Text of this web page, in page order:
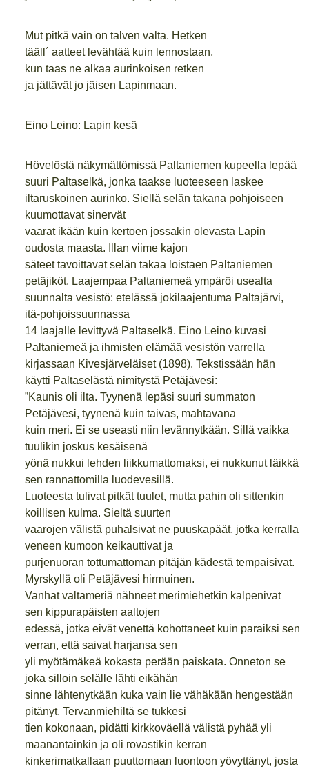
Mut pitkä vain on talven valta. Hetken
tääll´ aatteet levähtää kuin lennostaan,
kun taas ne alkaa aurinkoisen retken
ja jättävät jo jäisen Lapinmaan.
Eino Leino: Lapin kesä
Hövelöstä näkymättömissä Paltaniemen kupeella lepää
suuri Paltaselkä, jonka taakse luoteeseen laskee
iltaruskoinen aurinko. Siellä selän takana pohjoiseen
kuumottavat sinervät
vaarat ikään kuin kertoen jossakin olevasta Lapin
oudosta maasta. Illan viime kajon
säteet tavoittavat selän takaa loistaen Paltaniemen
petäjiköt. Laajempaa Paltaniemeä ympäröi usealta
suunnalta vesistö: etelässä jokilaajentuma Paltajärvi,
itä-pohjoissuunnassa
14 laajalle levittyvä Paltaselkä. Eino Leino kuvasi
Paltaniemeä ja ihmisten elämää vesistön varrella
kirjassaan Kivesjärveläiset (1898). Tekstissään hän
käytti Paltaselästä nimitystä Petäjävesi:
”Kaunis oli ilta. Tyynenä lepäsi suuri summaton
Petäjävesi, tyynenä kuin taivas, mahtavana
kuin meri. Ei se useasti niin levännytkään. Sillä vaikka
tuulikin joskus kesäisenä
yönä nukkui lehden liikkumattomaksi, ei nukkunut läikkä
sen rannattomilla luodevesillä.
Luoteesta tulivat pitkät tuulet, mutta pahin oli sittenkin
koillisen kulma. Sieltä suurten
vaarojen välistä puhalsivat ne puuskapäät, jotka kerralla
veneen kumoon keikauttivat ja
purjenuoran tottumattoman pitäjän kädestä tempaisivat.
Myrskyllä oli Petäjävesi hirmuinen.
Vanhat valtameriä nähneet merimiehetkin kalpenivat
sen kippurapäisten aaltojen
edessä, jotka eivät venettä kohottaneet kuin paraiksi sen
verran, että saivat harjansa sen
yli myötämäkeä kokasta perään paiskata. Onneton se
joka silloin selälle lähti eikähän
sinne lähtenytkään kuka vain lie vähäkään hengestään
pitänyt. Tervanmiehiltä se tukkesi
tien kokonaan, pidätti kirkkoväellä välistä pyhää yli
maanantainkin ja oli rovastikin kerran
kinkerimatkallaan puuttomaan luontoon yövyttänyt, josta